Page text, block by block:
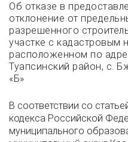
Об отказе в
отклонение от
разрешенного
участке с кадастровым
расположенном по
Туапсинский район, с.
«Б»
В соответствии со
кодекса Российской
муниципального